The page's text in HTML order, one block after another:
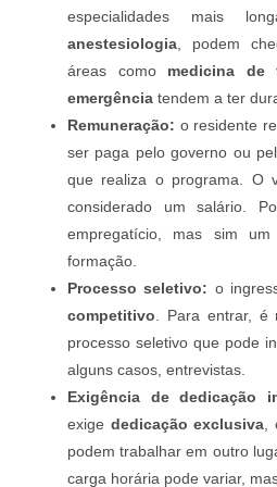
especialidades mais
anestesiologia, podem
áreas como medicina de
emergência tendem a ter
Remuneração: o residente
ser paga pelo governo ou
que realiza o programa. O
considerado um salário.
empregatício, mas sim
formação.
Processo seletivo: o
competitivo. Para entrar, é
processo seletivo que pode
alguns casos, entrevistas.
Exigência de dedicação
exige dedicação exclusiva,
podem trabalhar em outro
carga horária pode variar,